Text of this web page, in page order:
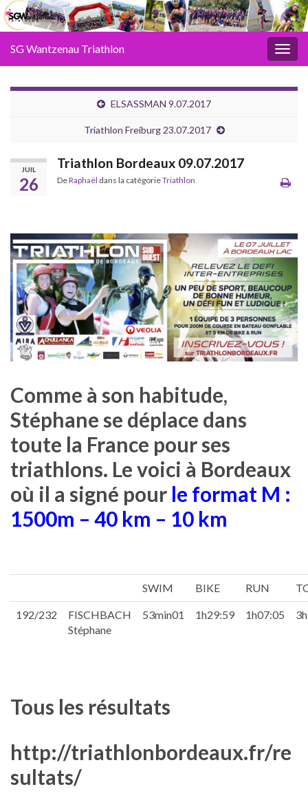
SG Wantzenau Triathlon
ELSASSMAN 9.07.2017
Triathlon Freiburg 23.07.2017
JUIL
26
Triathlon Bordeaux 09.07.2017
DeRaphaël dans la catégorieTriathlon
Comme à son habitude,
Stéphane se déplace dans
toute la France pour ses
triathlons. Le voici à Bordeaux
où il a signé pour le format M :
1500m – 40 km – 10 km
SWIM BIKE RUN
192/232
FISCHBACH
Stéphane
53min01 1h29:59 1h07:05
Tous les résultats
http://triathlonbordeaux.fr/re
sultats/